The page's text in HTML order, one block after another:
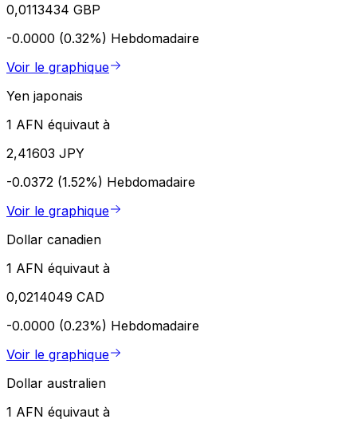
0,0113434 GBP
-0.0000 (0.32%) Hebdomadaire
Voir le graphique
Yen japonais
1 AFN équivaut à
2,41603 JPY
-0.0372 (1.52%) Hebdomadaire
Voir le graphique
Dollar canadien
1 AFN équivaut à
0,0214049 CAD
-0.0000 (0.23%) Hebdomadaire
Voir le graphique
Dollar australien
1 AFN équivaut à